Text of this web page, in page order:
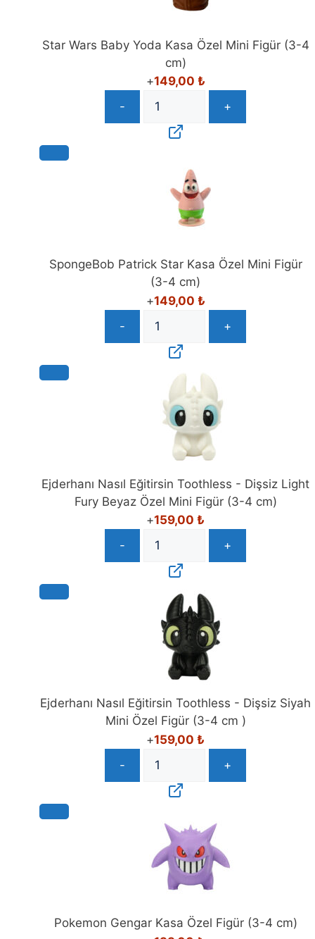
Star Wars Baby Yoda Kasa Özel Mini Figür (3-4
cm)
+149,00 ₺
-
+
SpongeBob Patrick Star Kasa Özel Mini Figür
(3-4 cm)
+149,00 ₺
-
+
Ejderhanı Nasıl Eğitirsin Toothless - Dişsiz Light
Fury Beyaz Özel Mini Figür (3-4 cm)
+159,00 ₺
-
+
Ejderhanı Nasıl Eğitirsin Toothless - Dişsiz Siyah
Mini Özel Figür (3-4 cm )
+159,00 ₺
-
+
Pokemon Gengar Kasa Özel Figür (3-4 cm)